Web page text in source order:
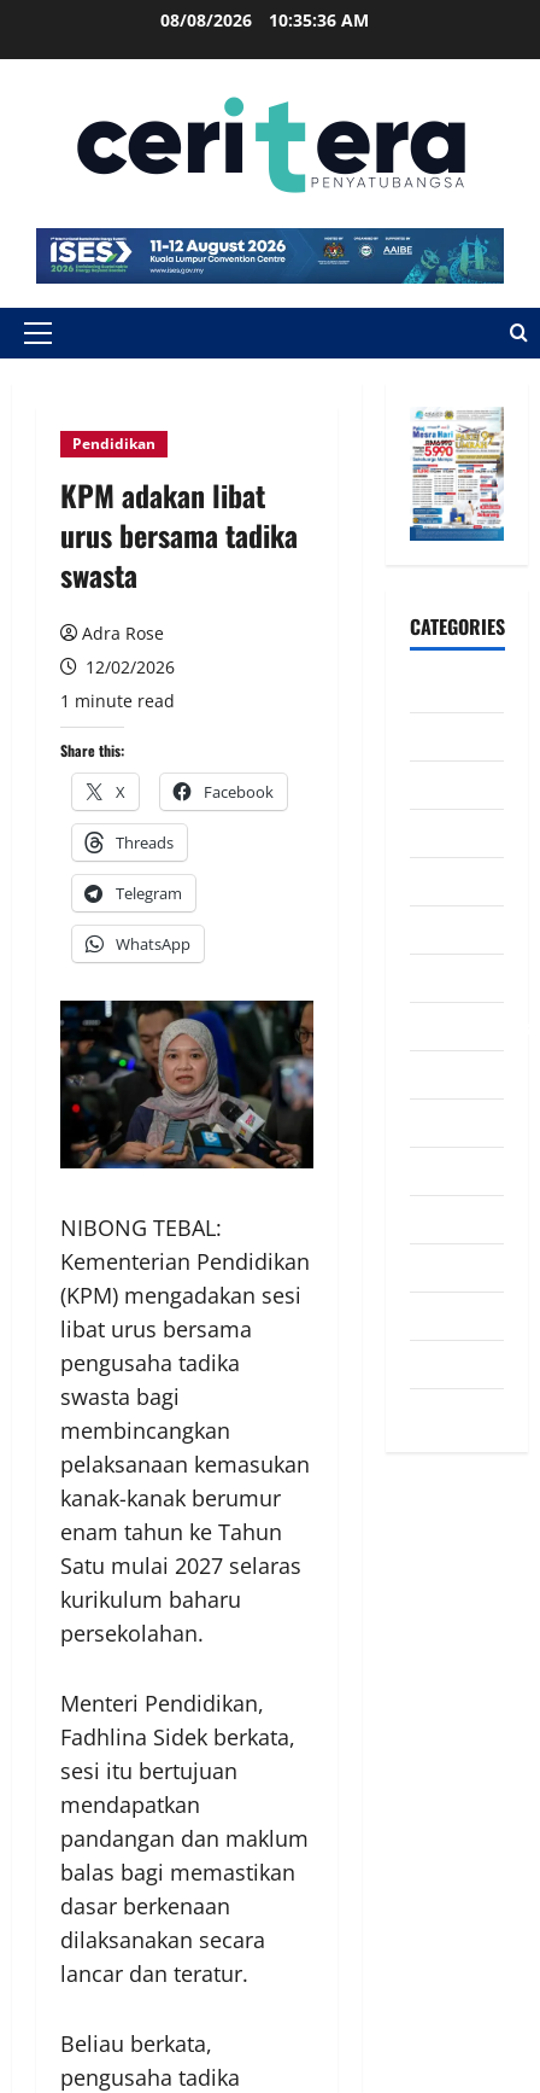
08/08/2026 10:35:37 AM
Pendidikan
KPM adakan libat
urus bersama tadika
swasta
Adra Rose
12/02/2026
1 minute read
Share this:
X Facebook
Threads
Telegram
WhatsApp
NIBONG TEBAL:
Kementerian Pendidikan
(KPM) mengadakan sesi
libat urus bersama
pengusaha tadika
swasta bagi
membincangkan
pelaksanaan kemasukan
kanak-kanak berumur
enam tahun ke Tahun
Satu mulai 2027 selaras
kurikulum baharu
persekolahan.
Menteri Pendidikan,
Fadhlina Sidek berkata,
sesi itu bertujuan
mendapatkan
pandangan dan maklum
balas bagi memastikan
dasar berkenaan
dilaksanakan secara
lancar dan teratur.
Beliau berkata,
pengusaha tadika
CATEGORIES